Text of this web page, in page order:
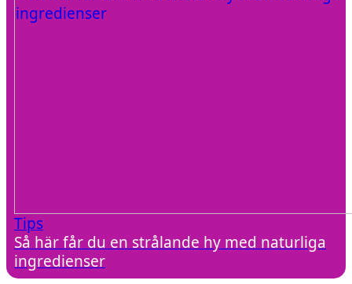
Tips
Så här får du en strålande hy med naturliga
ingredienser